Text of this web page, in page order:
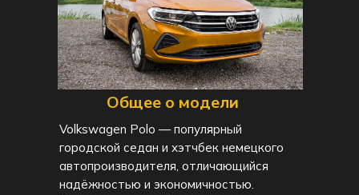
Общее о модели
Volkswagen Polo — популярный
городской седан и хэтчбек немецкого
автопроизводителя, отличающийся
надёжностью и экономичностью.